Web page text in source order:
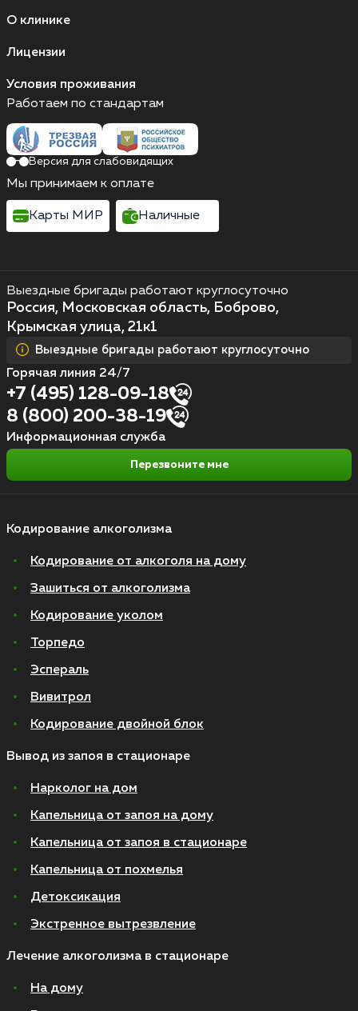
О клинике
Лицензии
Условия проживания
Кодирование алкоголизма
Кодирование от алкоголя на дому
Зашиться от алкоголизма
Кодирование уколом
Торпедо
Эспераль
Вивитрол
Кодирование двойной блок
Вывод из запоя в стационаре
Нарколог на дом
Капельница от запоя на дому
Капельница от запоя в стационаре
Капельница от похмелья
Детоксикация
Экстренное вытрезвление
Лечение алкоголизма в стационаре
На дому
Выездные бригады работают круглосуточно
Россия, Московская область, Боброво,
Крымская улица, 21к1
Выездные бригады работают круглосуточно
Горячая линия 24/7
+7 (495) 128-09-18
8 (800) 200-38-19
Информационная служба
Перезвоните мне
Работаем по стандартам
Версия для слабовидящих
Мы принимаем к оплате
Карты МИР Наличные